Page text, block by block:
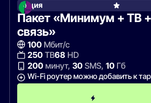
Акция
Пакет «Минимум + ТВ
связь»
100Мбит/с
250ТВ68 HD
200минут, 30SMS, 10Гб
Wi-Fi роутер можно добавить к